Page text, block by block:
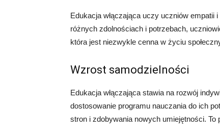
Edukacja włączająca uczy uczniów empatii
różnych zdolnościach i potrzebach,
która jest niezwykle cenna w życiu
Wzrost samodzielności
Edukacja włączająca stawia na rozwój
dostosowanie programu nauczania do ich
stron i zdobywania nowych umiejętności.